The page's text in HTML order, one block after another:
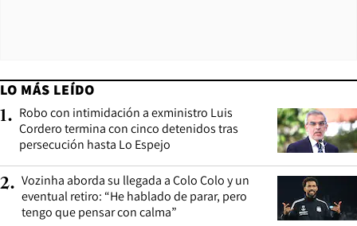
LO MÁS LEÍDO
1. Robo con intimidación a exministro Luis
Cordero termina con cinco detenidos tras
persecución hasta Lo Espejo
2. Vozinha aborda su llegada a Colo Colo y un
eventual retiro: “He hablado de parar, pero
tengo que pensar con calma”